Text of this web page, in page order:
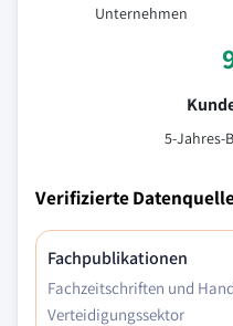
Unternehmen
5-Jahres-
Verifizierte
Fachpublikationen
Fachzeitschriften und
Verteidigungssektor